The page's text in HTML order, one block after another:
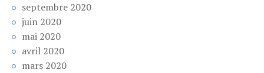
septembre 2020
juin 2020
mai 2020
avril 2020
mars 2020